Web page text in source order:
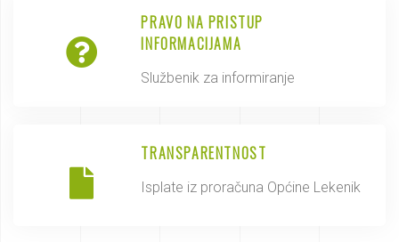
PRAVO NA PRISTUP
INFORMACIJAMA
Službenik za informiranje
TRANSPARENTNOST
Isplate iz proračuna Općine Lekenik